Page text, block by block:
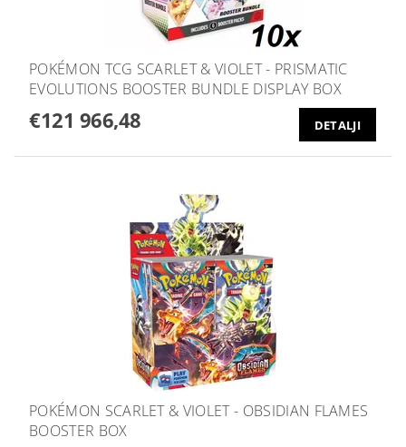
POKÉMON TCG SCARLET & VIOLET - PRISMATIC
EVOLUTIONS BOOSTER BUNDLE DISPLAY BOX
€121 966,48 DETALJI
POKÉMON SCARLET & VIOLET - OBSIDIAN FLAMES
BOOSTER BOX